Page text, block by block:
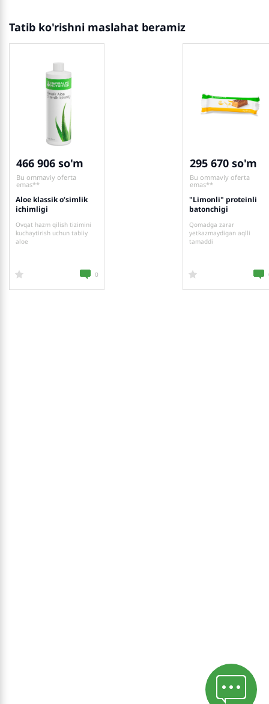
Tatib ko'rishni maslahat beramiz
466 906
Bu ommaviy oferta
emas**
Aloe klassik o‘simlik
ichimligi
Ovqat hazm qilish tizimini
kuchaytirish uchun tabiiy
aloe
0
295 670
Bu ommaviy oferta
emas**
"Limonli" proteinli
batonchigi
Qomadga zarar
yetkazmaydigan aqlli
tamaddi